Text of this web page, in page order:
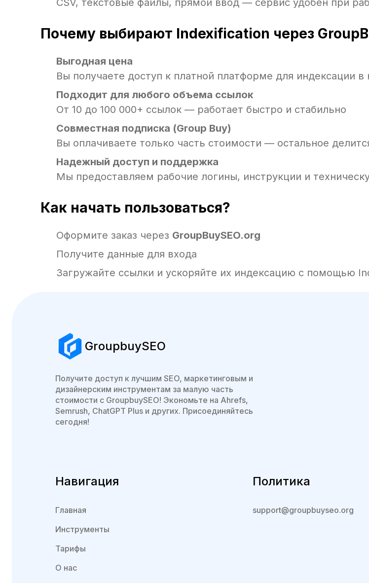
CSV, текстовые файлы, прямой ввод — сервис удобен при
Почему выбирают Indexification через
Выгодная цена
Вы получаете доступ к платной платформе для индексации
Подходит для любого объема ссылок
От 10 до 100 000+ ссылок — работает быстро и стабильно
Совместная подписка (Group Buy)
Вы оплачиваете только часть стоимости — остальное
Надежный доступ и поддержка
Мы предоставляем рабочие логины, инструкции и
Как начать пользоваться?
Оформите заказ через GroupBuySEO.org
Получите данные для входа
Загружайте ссылки и ускоряйте их индексацию с помощью
GroupbuySEO
Получите доступ к лучшим SEO, маркетинговым и
дизайнерским инструментам за малую часть
стоимости с GroupbuySEO! Экономьте на Ahrefs,
Semrush, ChatGPT Plus и других. Присоединяйтесь
сегодня!
Навигация
Главная
Инструменты
Тарифы
О нас
Политика
support@groupbuyseo.org